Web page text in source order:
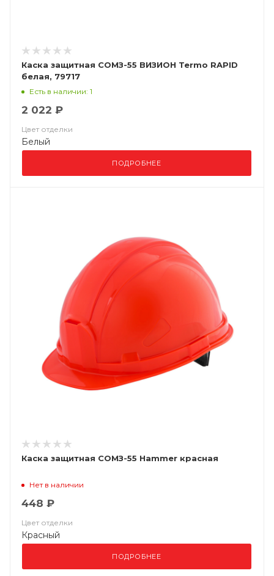
Каска защитная СОМЗ-55 ВИЗИОН Termo RAPID
белая, 79717
Есть в наличии: 1
2 022 ₽
Цвет отделки
Белый
ПОДРОБНЕЕ
Каска защитная СОМЗ-55 Hammer красная
Нет в наличии
448 ₽
Цвет отделки
Красный
ПОДРОБНЕЕ